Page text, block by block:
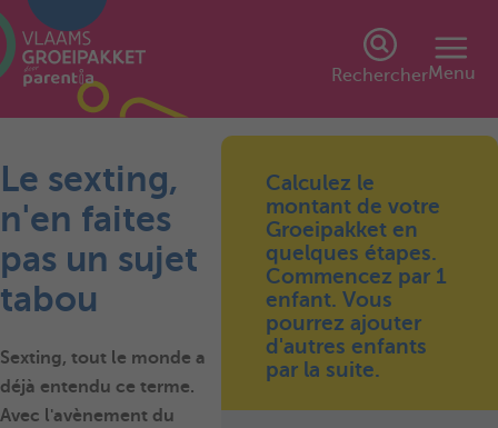
RechercherMenu
Le sexting,
n'en faites
pas un sujet
tabou
Sexting, tout le monde a
déjà entendu ce terme.
Avec l'avènement du
Calculez le
montant de votre
Groeipakket en
quelques étapes.
Commencez par 1
enfant. Vous
pourrez ajouter
d'autres enfants
par la suite.